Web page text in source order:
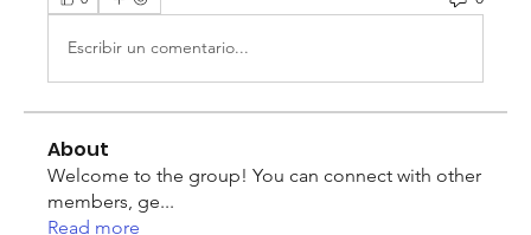
Escribir un comentario...
About
Welcome to the group! You can connect with other
members, ge...
Read more